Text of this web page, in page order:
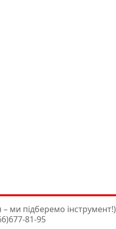
ми підберемо інструмент!)
81-95